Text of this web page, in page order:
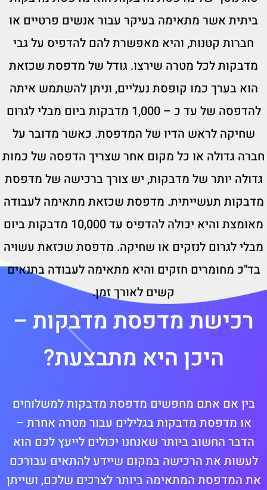
ביתית אשר מתאימה בעיקר עבור אנשים פרטיים או
חברות קטנות, והיא מאפשרת להם להדפיס על גבי
מדבקות לכל מטרה שירצו. גודל של מדפסת שכזאת
הוא בערך כמו קופסת נעליים, וניתן להשתמש איתה
להדפסה של עד כ – 1,000 מדבקות ביום מבלי לגרום
שחיקה לראש הדיו של המדפסת. כאשר מדובר על
חברה גדולה או כל מקום אחר שצריך הדפסה של כמות
גדולה יותר של מדבקות, יש צורך ברכישה של מדפסת
מדבקות תעשייתית. מדפסת שכזאת מתאימה לעבודה
מאומצת והיא יכולה להדפיס עד 10,000 מדבקות ביום
מבלי לגרום לנזקים או שחיקה. מדפסת שכזאת עשויה
בד"כ מחומרים חזקים והיא מתאימה לעבודה בתנאים
קשים לאורך זמן.
רכישת מדפסת מדבקות –
היכן היא מתבצעת?
בין אם אתם מחפשים מדפסת מדבקות למשלוחים
או מדפסת מדבקות בגלילים עבור מטרה אחרת –
הדבר החשוב ביותר שאנחנו יכולים לייעץ לכם הוא
לעשות את הרכישה במקום שיידע להתאים עבורכם
את המדפסת המתאימה ביותר לצרכים שלכם, ושייתן